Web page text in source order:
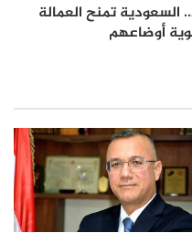
السعودية تمنح العمالة
أوضاعهم